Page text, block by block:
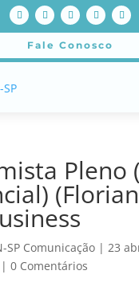
Fale Conosco
Pleno
SP Comunicação| 23
0 Comentários